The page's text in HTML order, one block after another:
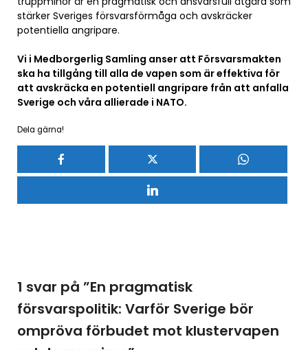
stärker Sveriges försvarsförmåga och avskräcker
potentiella angripare.
Vi i Medborgerlig Samling anser att Försvarsmakten
ska ha tillgång till alla de vapen som är effektiva för
att avskräcka en potentiell angripare från att anfalla
Sverige och våra allierade i NATO.
Dela gärna!
1 svar på ”En pragmatisk
försvarspolitik: Varför Sverige bör
ompröva förbudet mot klustervapen